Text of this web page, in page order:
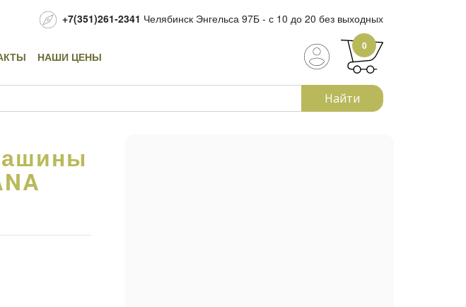
+7(351)261-2341 Челябинск Энгельса 97Б - с 10 до 20 без выходных
НАШИ ЦЕНЫ
0
Найти